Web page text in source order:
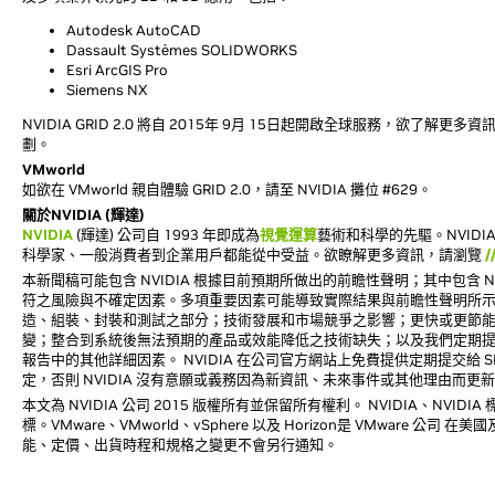
Autodesk AutoCAD
Dassault Systèmes SOLIDWORKS
Esri ArcGIS Pro
Siemens NX
NVIDIA GRID 2.0 將自 2015年 9月 15日起開啟全球服務，欲了解更多資
劃。
VMworld
如欲在 VMworld 親自體驗 GRID 2.0，請至 NVIDIA 攤位 #629。
關於NVIDIA (輝達)
NVIDIA (輝達) 公司自 1993 年即成為視覺運算藝術和科學的先驅。
科學家、一般消費者到企業用戶都能從中受益。欲瞭解更多資訊，請瀏覽
本新聞稿可能包含 NVIDIA 根據目前預期所做出的前瞻性聲明；其中包含
符之風險與不確定因素。多項重要因素可能導致實際結果與前瞻性聲明
造、組裝、封裝和測試之部分；技術發展和市場競爭之影響；更快或更
變；整合到系統後無法預期的產品或效能降低之技術缺失；以及我們定
報告中的其他詳細因素。 NVIDIA 在公司官方網站上免費提供定期提交給
定，否則 NVIDIA 沒有意願或義務因為新資訊、未來事件或其他理由而更
本文為 NVIDIA 公司 2015 版權所有並保留所有權利。 NVIDIA、NVIDIA
標。VMware、VMworld、vSphere 以及 Horizon是 VMware 公司 在美
能、定價、出貨時程和規格之變更不會另行通知。